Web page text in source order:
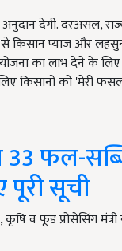
देगी. दरअसल,
से किसान प्याज और
का लाभ देने के लिए
किसानों को 'मेरी
फल-
पूरी सूची
व फूड प्रोसेसिंग मंत्री